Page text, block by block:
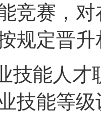
竞赛，
规定晋
技能人才
技能等